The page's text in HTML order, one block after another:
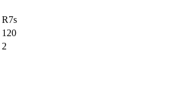
R7s
120
2